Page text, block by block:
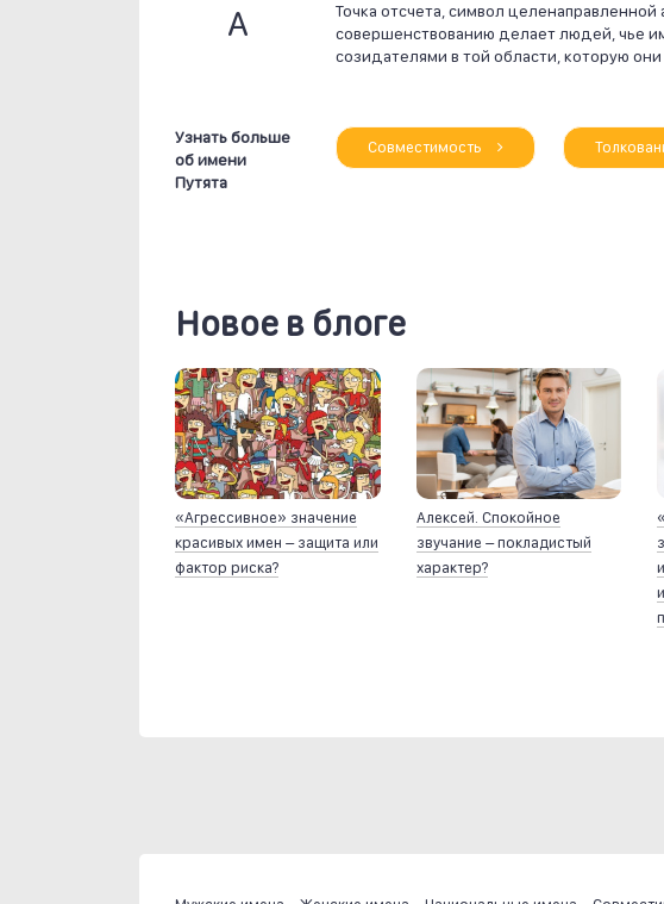
А
Точка отсчета, символ
совершенствованию делает людей, чье
созидателями в той области, которую
Узнать больше
об имени
Путята
Совместимость
Новое в блоге
«Агрессивное» значение
красивых имен – защита или
фактор риска?
Алексей. Спокойное
звучание – покладистый
характер?